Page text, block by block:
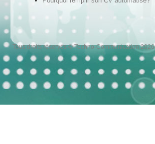
Tous droits réservés © Techno-Communication 2026